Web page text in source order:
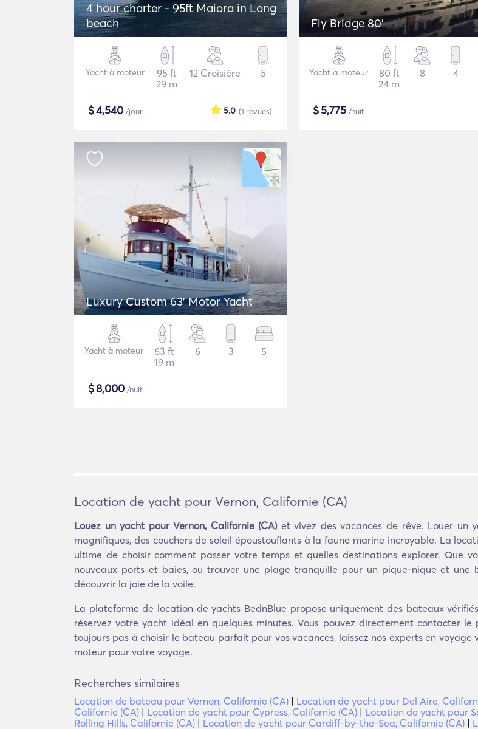
4 hour charter - 95ft Maiora in Long
beach
Yacht à moteur
95 ft
29 m
12 Croisière 5
$4,540 /jour (1 revues)
5.0
Fly Bridge 80'
Yacht à moteur
80 ft
24 m
8 4
$5,775 /nuit
Luxury Custom 63' Motor Yacht
Yacht à moteur
63 ft
19 m
6 3 5
$8,000 /nuit
Location de yacht pour Vernon, Californie (CA)
Louez un yacht pour Vernon, Californie (CA)et vivez des vacances de rêve. Louer un
magnifiques, des couchers de soleil époustouflants à la faune marine incroyable. La
ultime de choisir comment passer votre temps et quelles destinations explorer. Que
nouveaux ports et baies, ou trouver une plage tranquille pour un pique-nique et
découvrir la joie de la voile.
La plateforme de location de yachts BednBlue propose uniquement des bateaux
réservez votre yacht idéal en quelques minutes. Vous pouvez directement contacter
toujours pas à choisir le bateau parfait pour vos vacances, laissez nos experts en
moteur pour votre voyage.
Recherches similaires
Location de bateau pour Vernon, Californie (CA) | Location de yacht pour Del Aire,
Californie (CA) | Location de yacht pour Cypress, Californie (CA) | Location de yacht pour
Rolling Hills, Californie (CA) | Location de yacht pour Cardiff-by-the-Sea, Californie (CA) |